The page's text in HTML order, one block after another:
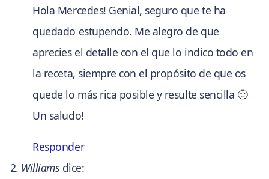
Hola Mercedes! Genial, seguro que te ha
quedado estupendo. Me alegro de que
aprecies el detalle con el que lo indico todo en
la receta, siempre con el propósito de que os
quede lo más rica posible y resulte sencilla 🙂
Un saludo!
Responder
Williams dice: